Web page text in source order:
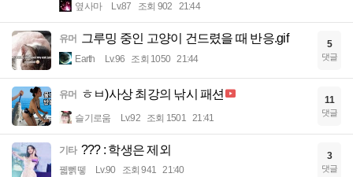
옆사마 Lv.87 조회 902 21:44
유머 그루밍 중인 고양이 건드렸을 때 반응.gif
Earth Lv.96 조회 1050 21:44
5
댓글
유머 ㅎㅂ)사상 최강의 낚시 패션
슬기로움 Lv.92 조회 1501 21:41
11
댓글
기타 ??? : 학생은 제외
꿻뻵뗗 Lv.90 조회 941 21:40
3
댓글